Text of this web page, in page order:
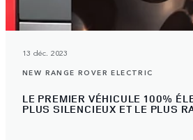
13 déc. 2023
NEW RANGE ROVER ELECTRIC
LE PREMIER VÉHICULE 100%
PLUS SILENCIEUX ET LE PLUS